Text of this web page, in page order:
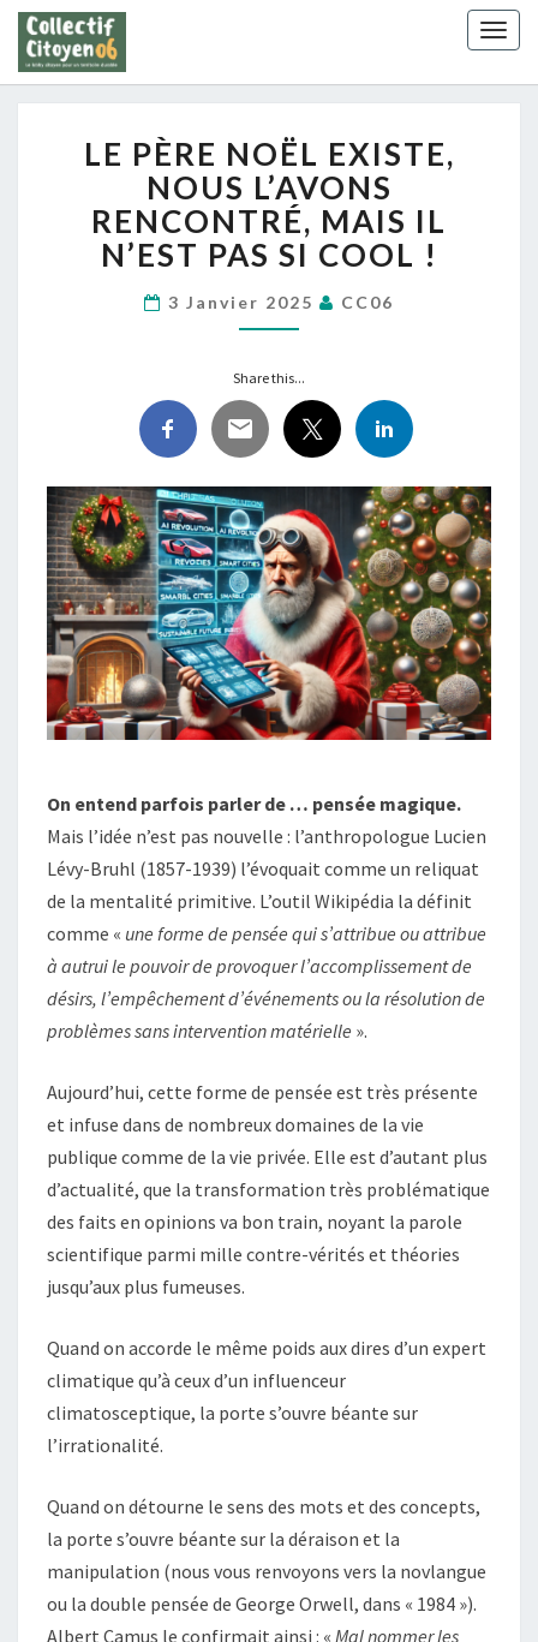
Skip
content
PÈRE
NOËL
EXISTE,
NOUS
L’AVONS
MAIS
IL
PAS
SI
COOL !
LE PÈRE NOËL EXISTE,
NOUS L’AVONS
RENCONTRÉ, MAIS IL
N’EST PAS SI COOL !
3 Janvier 2025 CC06
Share this...
On entend parfois parler de … pensée magique.
Mais l’idée n’est pas nouvelle : l’anthropologue Lucien
Lévy-Bruhl (1857-1939) l’évoquait comme un reliquat
de la mentalité primitive. L’outil Wikipédia la définit
comme « une forme de pensée qui s’attribue ou attribue
à autrui le pouvoir de provoquer l’accomplissement de
désirs, l’empêchement d’événements ou la résolution de
problèmes sans intervention matérielle ».
Aujourd’hui, cette forme de pensée est très présente
et infuse dans de nombreux domaines de la vie
publique comme de la vie privée. Elle est d’autant plus
d’actualité, que la transformation très problématique
des faits en opinions va bon train, noyant la parole
scientifique parmi mille contre-vérités et théories
jusqu’aux plus fumeuses.
Quand on accorde le même poids aux dires d’un expert
climatique qu’à ceux d’un influenceur
climatosceptique, la porte s’ouvre béante sur
l’irrationalité.
Quand on détourne le sens des mots et des concepts,
la porte s’ouvre béante sur la déraison et la
manipulation (nous vous renvoyons vers la novlangue
ou la double pensée de George Orwell, dans « 1984 »).
Albert Camus le confirmait ainsi : « Mal nommer les